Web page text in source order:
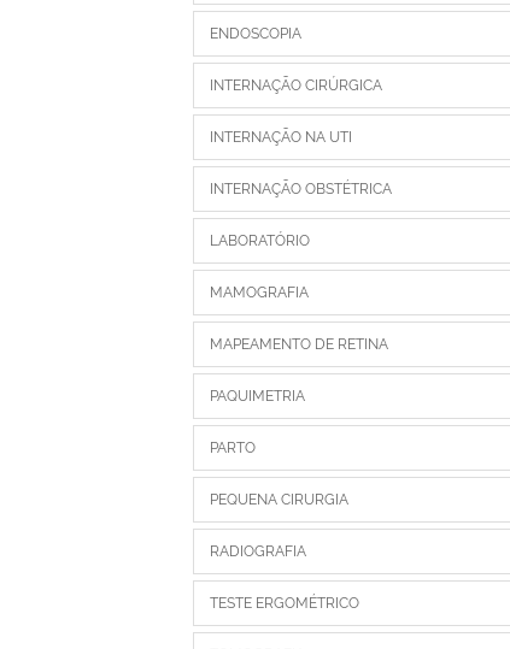
ENDOSCOPIA
INTERNAÇÃO CIRÚRGICA
INTERNAÇÃO NA UTI
INTERNAÇÃO OBSTÉTRICA
LABORATÓRIO
MAMOGRAFIA
MAPEAMENTO DE RETINA
PAQUIMETRIA
PARTO
PEQUENA CIRURGIA
RADIOGRAFIA
TESTE ERGOMÉTRICO